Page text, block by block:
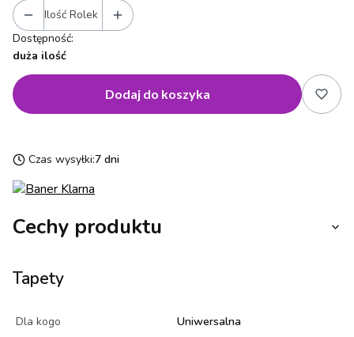
Ilość Rolek
Dostępność:
duża ilość
Dodaj do koszyka
Czas wysyłki:7 dni
Cechy produktu
Tapety
Dla kogo
Uniwersalna